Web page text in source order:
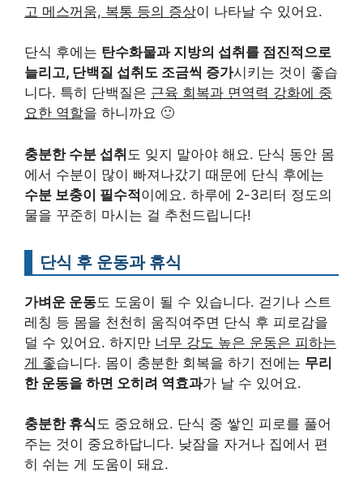
고 메스꺼움, 복통 등의 증상이 나타날 수 있어요.
단식 후에는 탄수화물과 지방의 섭취를 점진적으로
늘리고, 단백질 섭취도 조금씩 증가시키는 것이 좋습
니다. 특히 단백질은 근육 회복과 면역력 강화에 중
요한 역할을 하니까요 🙂
충분한 수분 섭취 도 잊지 말아야 해요. 단식 동안 몸
에서 수분이 많이 빠져나갔기 때문에 단식 후에는
수분 보충이 필수적이에요. 하루에 2-3리터 정도의
물을 꾸준히 마시는 걸 추천드립니다!
단식 후 운동과 휴식
가벼운 운동도 도움이 될 수 있습니다. 걷기나 스트
레칭 등 몸을 천천히 움직여주면 단식 후 피로감을
덜 수 있어요. 하지만 너무 강도 높은 운동은 피하는
게 좋습니다. 몸이 충분한 회복을 하기 전에는 무리
한 운동을 하면 오히려 역효과가 날 수 있어요.
충분한 휴식도 중요해요. 단식 중 쌓인 피로를 풀어
주는 것이 중요하답니다. 낮잠을 자거나 집에서 편
히 쉬는 게 도움이 돼요.